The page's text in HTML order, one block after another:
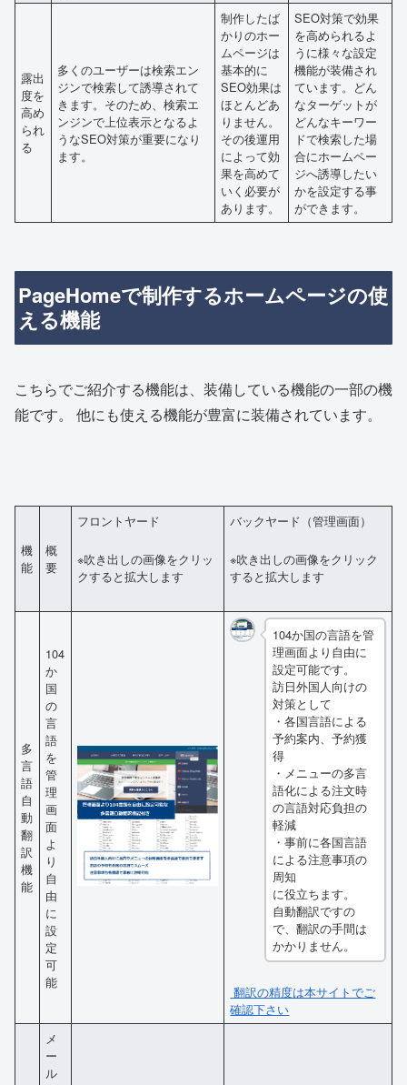
露出
度を
高め
られ
る
多くのユーザーは検索エン
ジンで検索して誘導されて
きます。そのため、検索エ
ンジンで上位表示となるよ
うなSEO対策が重要になり
ます。
制作したば
かりのホー
ムページは
基本的に
SEO効果は
ほとんどあ
りません。
その後運用
によって効
果を高めて
いく必要が
あります。
SEO対策で効果
を高められるよ
うに様々な設定
機能が装備され
ています。どん
なターゲットが
どんなキーワー
ドで検索した場
合にホームペー
ジへ誘導したい
かを設定する事
ができます。
PageHomeで制作するホームページの使
える機能
こちらでご紹介する機能は、装備している機能の一部の機
能です。 他にも使える機能が豊富に装備されています。
機
能
概
要
フロントヤード
※吹き出しの画像をクリッ
クすると拡大します
バックヤード（管理画面）
※吹き出しの画像をクリック
すると拡大します
多
言
語
自
動
翻
訳
機
能
104
か
国
の
言
語
を
管
理
画
面
よ
り
自
由
に
設
定
可
能
104か国の言語を管
理画面より自由に
設定可能です。
訪日外国人向けの
対策として
・各国言語による
予約案内、予約獲
得
・メニューの多言
語化による注文時
の言語対応負担の
軽減
・事前に各国言語
による注意事項の
周知
に役立ちます。
自動翻訳ですの
で、翻訳の手間は
かかりません。
翻訳の精度は本サイトでご
確認下さい
メ
ー
ル